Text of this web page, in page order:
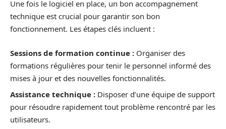
Une fois le logiciel en place, un bon accompagnement
technique est crucial pour garantir son bon
fonctionnement. Les étapes clés incluent :
Sessions de formation continue : Organiser des
formations régulières pour tenir le personnel informé des
mises à jour et des nouvelles fonctionnalités.
Assistance technique : Disposer d’une équipe de support
pour résoudre rapidement tout problème rencontré par les
utilisateurs.